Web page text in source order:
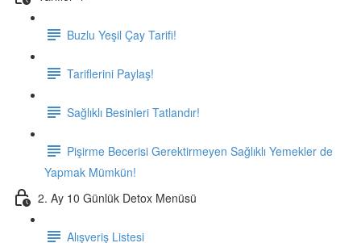
Buzlu Yeşil Çay Tarifi!
Tariflerini Paylaş!
Sağlıklı Besinleri Tatlandır!
Pişirme Becerisi Gerektirmeyen Sağlıklı Yemekler de
Yapmak Mümkün!
2. Ay 10 Günlük Detox Menüsü
Alışveriş Listesi